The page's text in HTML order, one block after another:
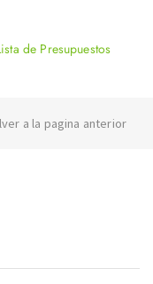
de Presupuestos
a la pagina anterior